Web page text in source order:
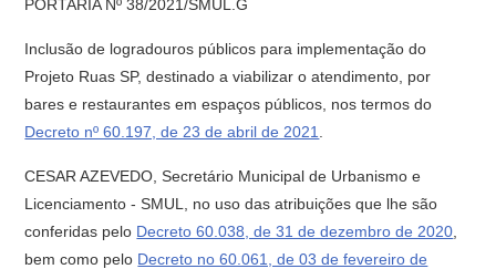
PORTARIA Nº 38/2021/SMUL.G
Inclusão de logradouros públicos para implementação do
Projeto Ruas SP, destinado a viabilizar o atendimento, por
bares e restaurantes em espaços públicos, nos termos do
Decreto nº 60.197, de 23 de abril de 2021
CESAR AZEVEDO, Secretário Municipal de Urbanismo e
Licenciamento - SMUL, no uso das atribuições que lhe são
conferidas pelo Decreto 60.038, de 31 de dezembro de 2020
bem como pelo Decreto no 60.061, de 03 de fevereiro de